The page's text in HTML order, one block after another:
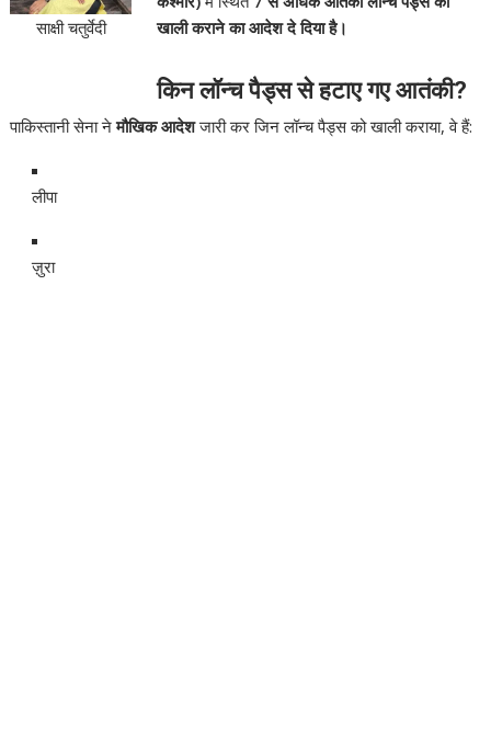
साक्षी चतुर्वेदी
खाली कराने का आदेश दे दिया है।
किन लॉन्च पैड्स से हटाए गए आतंकी?
पाकिस्तानी सेना नेमौखिक आदेशजारी कर जिन लॉन्च पैड्स को खाली कराया, वे हैं:
लीपा
ज़ुरा